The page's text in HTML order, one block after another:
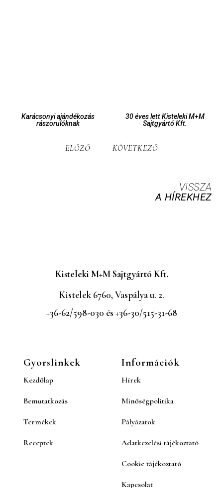
Karácsonyi ajándékozás
rászorulóknak
30 éves lett Kisteleki M+M
Sajtgyártó Kft.
ELŐZŐ KÖVETKEZŐ
VISSZA
A HÍREKHEZ
Kisteleki M+M Sajtgyártó Kft.
Kistelek 6760, Vaspálya u. 2.
+36-62/598-030 és +36-30/515-31-68
Gyorslinkek
Kezdőlap
Bemutatkozás
Termékek
Receptek
Információk
Hírek
Minőségpolitika
Pályázatok
Adatkezelési tájékoztató
Cookie tájékoztató
Kapcsolat